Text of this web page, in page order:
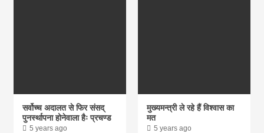
सर्वोच्च अदालत से फिर संसद्
पुनर्स्थापना होनेवाला हैः प्रचण्ड
5 years ago
मुख्यमन्त्री ले रहे हैं विश्वास का
मत
5 years ago